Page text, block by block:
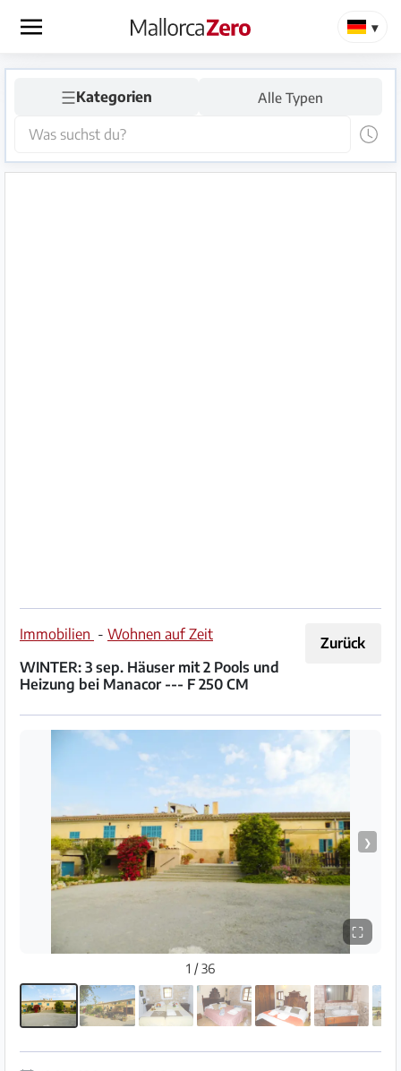
×
Startseite
Anzeige
aufgeben
Hilfe
FAQ
☰Kategorien Alle Typen
Zurück
Immobilien - Wohnen auf Zeit
WINTER: 3 sep. Häuser mit 2 Pools und
Heizung bei Manacor --- F 250 CM
❯
⛶
1 / 36